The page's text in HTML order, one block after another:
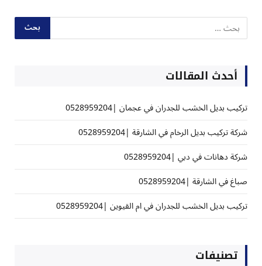
أحدث المقالات
تركيب بديل الخشب للجدران في عجمان |0528959204
شركة تركيب بديل الرخام في الشارقة |0528959204
شركة دهانات في دبي |0528959204
صباغ في الشارقة |0528959204
تركيب بديل الخشب للجدران في ام القيوين |0528959204
تصنيفات